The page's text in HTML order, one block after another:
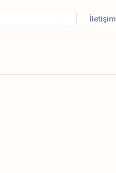
İletişim